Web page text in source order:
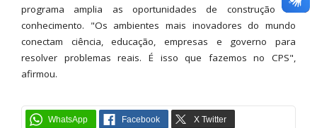
programa amplia as oportunidades de construção de
conhecimento. "Os ambientes mais inovadores do mundo
conectam ciência, educação, empresas e governo para
resolver problemas reais. É isso que fazemos no CPS",
afirmou.